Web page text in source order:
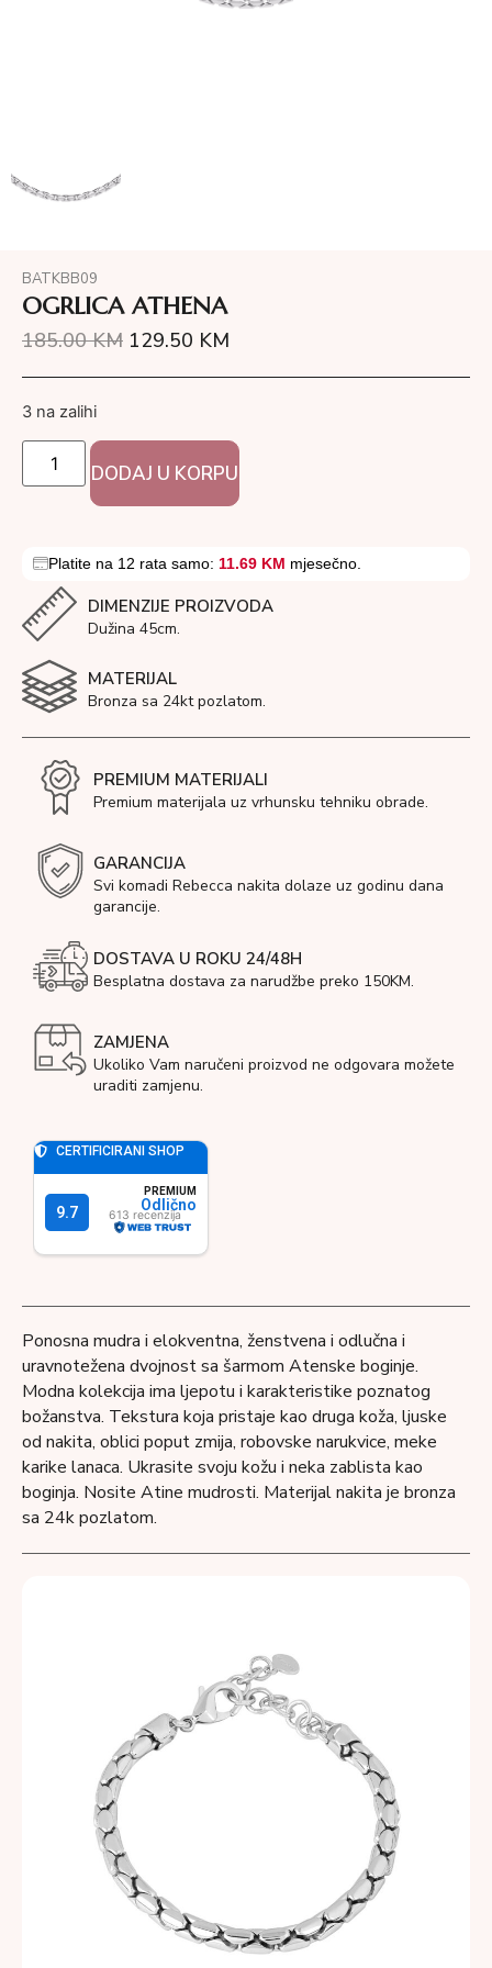
BATKBB09
OGRLICA ATHENA
185.00KM 129.50 KM
3 na zalihi
DODAJ U KORPU
Platite na 12 rata samo: 11.69 KM mjesečno.
DIMENZIJE PROIZVODA
Dužina 45cm.
MATERIJAL
Bronza sa 24kt pozlatom.
PREMIUM MATERIJALI
Premium materijala uz vrhunsku tehniku obrade.
GARANCIJA
Svi komadi Rebecca nakita dolaze uz godinu dana
garancije.
DOSTAVA U ROKU 24/48H
Besplatna dostava za narudžbe preko 150KM.
ZAMJENA
Ukoliko Vam naručeni proizvod ne odgovara možete
uraditi zamjenu.
Ponosna mudra i elokventna, ženstvena i odlučna i
uravnotežena dvojnost sa šarmom Atenske boginje.
Modna kolekcija ima ljepotu i karakteristike poznatog
božanstva. Tekstura koja pristaje kao druga koža, ljuske
od nakita, oblici poput zmija, robovske narukvice, meke
karike lanaca. Ukrasite svoju kožu i neka zablista kao
boginja. Nosite Atine mudrosti. Materijal nakita je bronza
sa 24k pozlatom.